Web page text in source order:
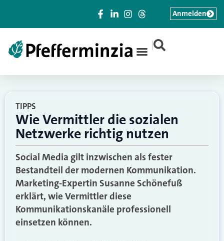
|
Anmelden
TIPPS
Wie Vermittler die sozialen
Netzwerke richtig nutzen
Social Media gilt inzwischen als fester
Bestandteil der modernen Kommunikation.
Marketing-Expertin Susanne Schönefuß
erklärt, wie Vermittler diese
Kommunikationskanäle professionell
einsetzen können.